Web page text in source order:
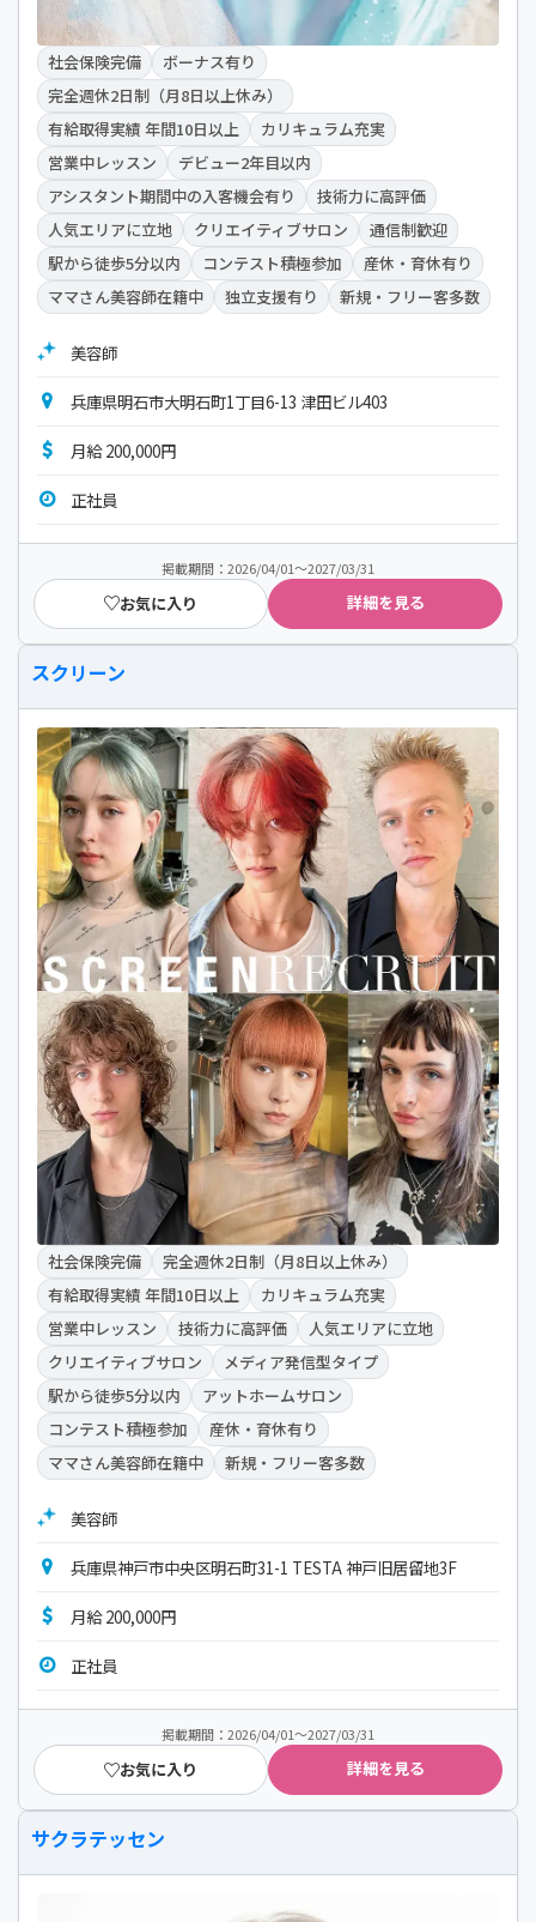
社会保険完備
ボーナス有り
完全週休2日制（月8日以上休み）
有給取得実績 年間10日以上
カリキュラム充実
営業中レッスン
デビュー2年目以内
アシスタント期間中の入客機会有り
技術力に高評価
人気エリアに立地
クリエイティブサロン
通信制歓迎
駅から徒歩5分以内
コンテスト積極参加
産休・育休有り
ママさん美容師在籍中
独立支援有り 新規・フリー客多数
美容師
兵庫県明石市大明石町1丁目6-13 津田ビル403
月給 200,000円
正社員
掲載期間：2026/04/01～2027/03/31
お気に入り 詳細を見る
スクリーン
社会保険完備
完全週休2日制（月8日以上休み）
有給取得実績 年間10日以上
カリキュラム充実
営業中レッスン
技術力に高評価
人気エリアに立地
クリエイティブサロン
メディア発信型タイプ
駅から徒歩5分以内
アットホームサロン
コンテスト積極参加
産休・育休有り
ママさん美容師在籍中
新規・フリー客多数
美容師
兵庫県神戸市中央区明石町31-1 TESTA 神戸旧居留地3F
月給 200,000円
正社員
掲載期間：2026/04/01～2027/03/31
お気に入り 詳細を見る
サクラテッセン